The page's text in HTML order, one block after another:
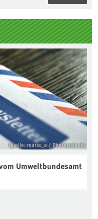
Quelle: maria_a / Photocase.de
Umweltbundesamt